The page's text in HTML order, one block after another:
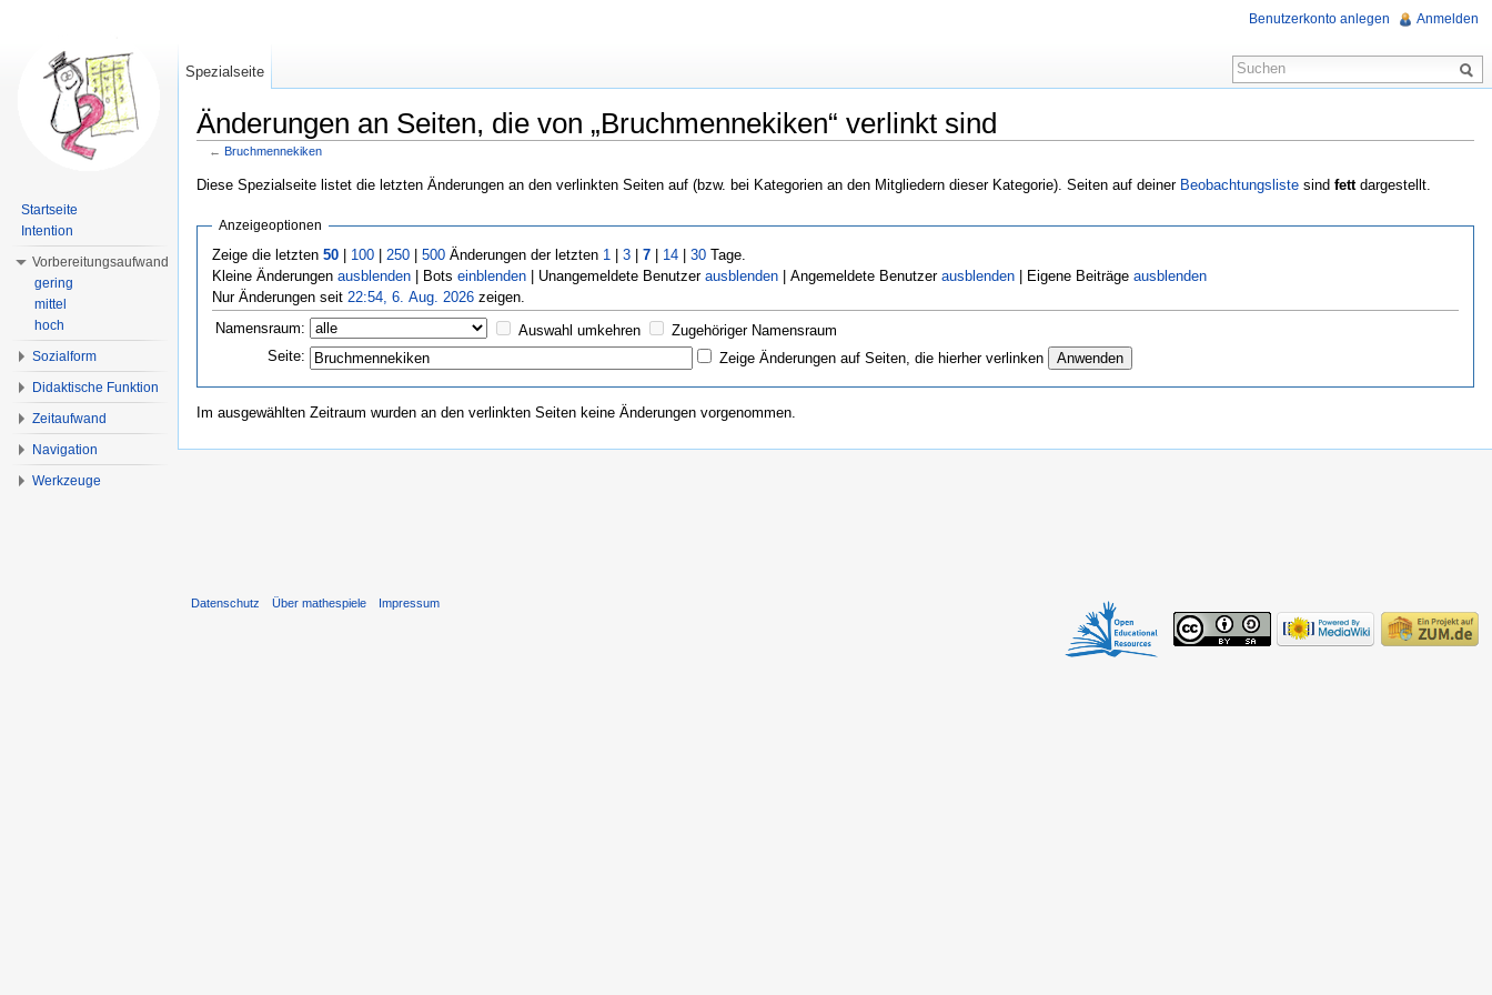
Änderungen an Seiten, die von „Bruchmennekiken“ verlinkt sind
← Bruchmennekiken
Diese Spezialseite listet die letzten Änderungen an den verlinkten Seiten auf (bzw. bei Kategorien an den Mitgliedern dieser Kategorie). Seiten auf deiner Beobachtungsliste sind fettdargestellt.
Anzeigeoptionen
Zeige die letzten 50| 100| 250| 500Änderungen der letzten 1 | 3| 7| 14| 30Tage.
Kleine Änderungen ausblenden| Bots einblenden| Unangemeldete Benutzer ausblenden| Angemeldete Benutzer ausblenden| Eigene Beiträge ausblenden
Nur Änderungen seit 22:54, 6. Aug. 2026zeigen.
Namensraum:
Auswahl umkehren
Zugehöriger Namensraum
Seite:
Zeige Änderungen auf Seiten, die hierher verlinken
Im ausgewählten Zeitraum wurden an den verlinkten Seiten keine Änderungen vorgenommen.
Benutzerkonto anlegen Anmelden
Spezialseite
Startseite
Intention
Vorbereitungsaufwand
gering
mittel
hoch
Sozialform
Didaktische Funktion
Zeitaufwand
Navigation
Werkzeuge
Datenschutz Über mathespiele Impressum